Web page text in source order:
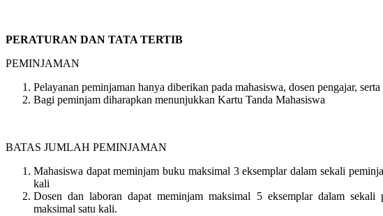
PERATURAN DAN TATA TERTIB
PEMINJAMAN
Pelayanan peminjaman hanya diberikan pada mahasiswa, dosen pengajar,
Bagi peminjam diharapkan menunjukkan Kartu Tanda Mahasiswa
BATAS JUMLAH PEMINJAMAN
Mahasiswa dapat meminjam buku maksimal 3 eksemplar dalam sekali
kali
Dosen dan laboran dapat meminjam maksimal 5 eksemplar dalam
maksimal satu kali.